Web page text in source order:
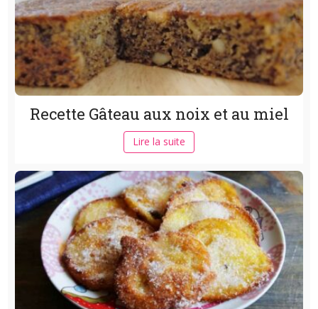
Recette Gâteau aux noix et au miel
Lire la suite